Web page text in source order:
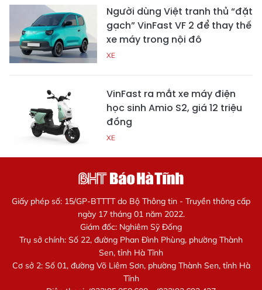
Người dùng Việt tranh thủ “đặt
gạch” VinFast VF 2 để thay thế
xe máy trong nội đô
XE
VinFast ra mắt xe máy điện
học sinh Amio S2, giá 12 triệu
đồng
XE
Giấy phép số: 15/GP-BTTTT do Bộ Thông tin - Truyền thông cấp
ngày 17 tháng 01 năm 2022.
Giám đốc: Nghiêm Sỹ Đống
Trụ sở chính: Số 22, đường Phan Đình Phùng, phường Thành
Sen, tỉnh Hà Tĩnh
Cơ sở 2: Số 01, đường Võ Liêm Sơn, phường Thành Sen, tỉnh Hà
Tĩnh